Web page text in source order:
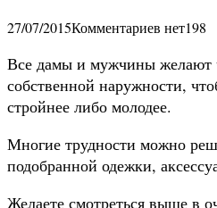
27/07/2015Комментариев нет198
Все дамы и мужчины желают
собственной наружности,
стройнее либо молодее.
Многие трудности можно
подобранной одежки,
Желаете смотреться выше в